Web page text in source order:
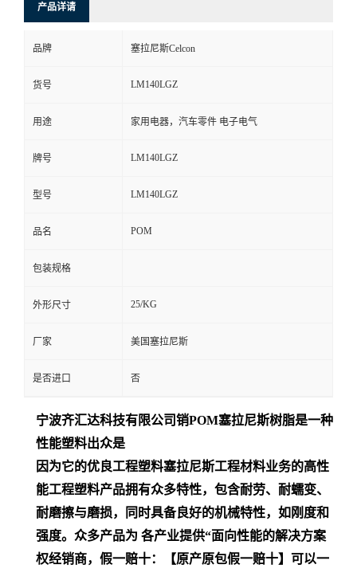
产品详请
品牌 塞拉尼斯Celcon
货号 LM140LGZ
用途 家用电器，汽车零件 电子电气
牌号 LM140LGZ
型号 LM140LGZ
品名 POM
包装规格
外形尺寸 25/KG
厂家 美国塞拉尼斯
是否进口 否
宁波齐汇达科技有限公司销POM塞拉尼斯树脂是一种
性能塑料出众是
因为它的优良工程塑料塞拉尼斯工程材料业务的高性
能工程塑料产品拥有众多特性，包含耐劳、耐蠕变、
耐磨擦与磨损，同时具备良好的机械特性，如刚度和
强度。众多产品为 各产业提供“面向性能的解决方案
权经销商，假一赔十：【原产原包假一赔十】可以一